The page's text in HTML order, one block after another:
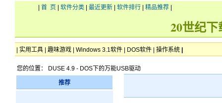
首 页 软件分类 最近更新 软件排行 精品推荐
20世纪
实用工具 趣味游戏 Windows 3.1软件 DOS软件 操作系统
您的位置： DUSE 4.9 - DOS下的万能USB驱动
推荐